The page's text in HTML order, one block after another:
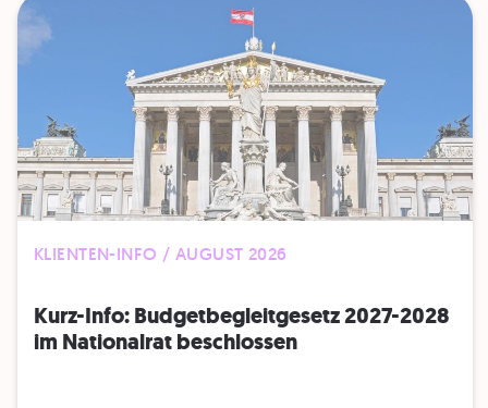
KLIENTEN-INFO / AUGUST 2026
Kurz-Info: Budgetbegleitgesetz 2027-2028
im Nationalrat beschlossen